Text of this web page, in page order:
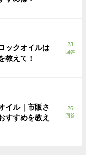
ックオイルは
教えて！
23
回答
イル｜市販さ
すすめを教え
26
回答